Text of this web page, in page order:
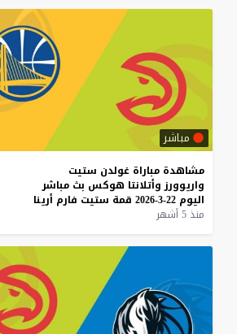
مباشر
مشاهدة مباراة غولدن ستيت
واريوورز وأتلانتا هوكس بث مباشر
اليوم 22-3-2026 قمة ستيت فارم أرينا
منذ 5 أشهر